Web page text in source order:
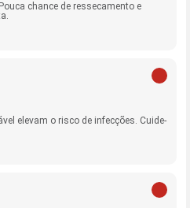
chance de ressecamento e
elevam o risco de infecções. Cuide-